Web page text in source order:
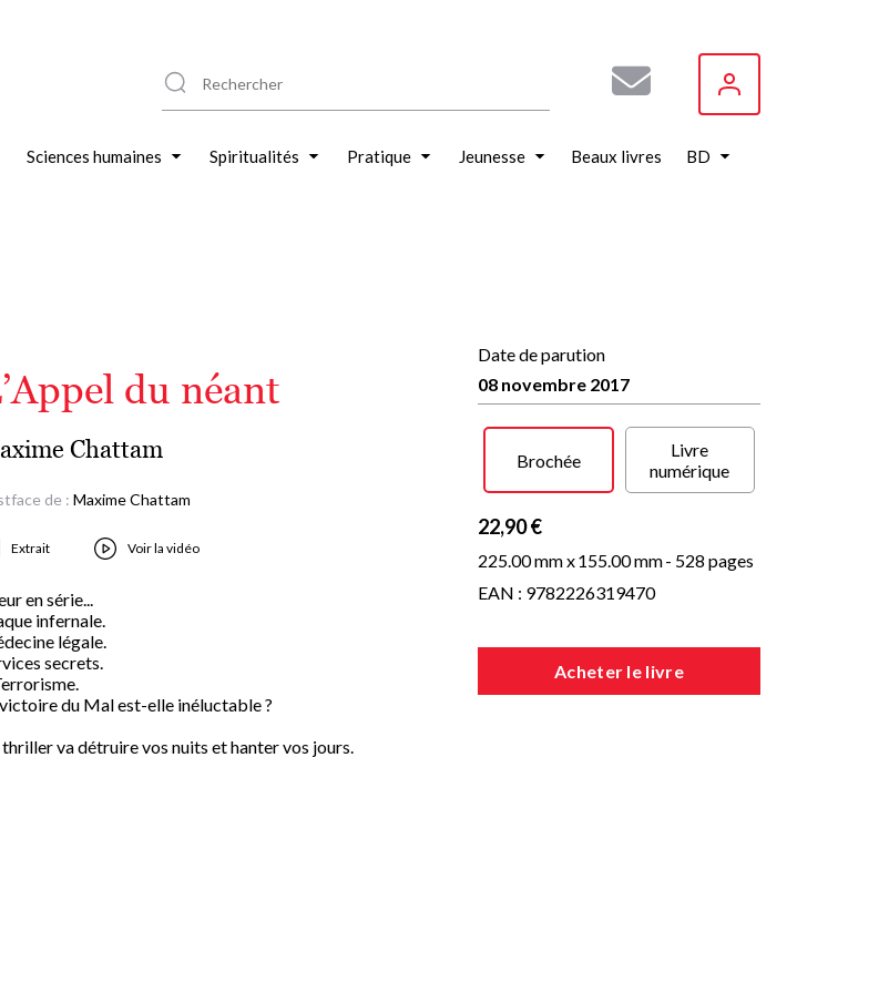
Sciences humaines Spiritualités Pratique Jeunesse Beaux livres BD
du néant
Chattam
de : Maxime Chattam
Extrait Voir la vidéo
en série...
infernale.
légale.
secrets.
du Mal est-elle inéluctable ?
thriller va détruire vos nuits et hanter vos jours.
Date de parution
08 novembre 2017
Brochée
Livre
numérique
22,90 €
225.00 mm x155.00 mm- 528 pages
EAN : 9782226319470
Acheter le livre